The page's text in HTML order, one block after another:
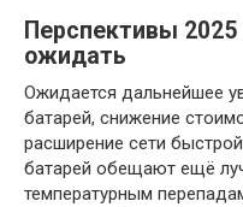
Перспективы
ожидать
Ожидается дальнейшее
батарей, снижение
расширение сети
батарей обещают ещё
температурным